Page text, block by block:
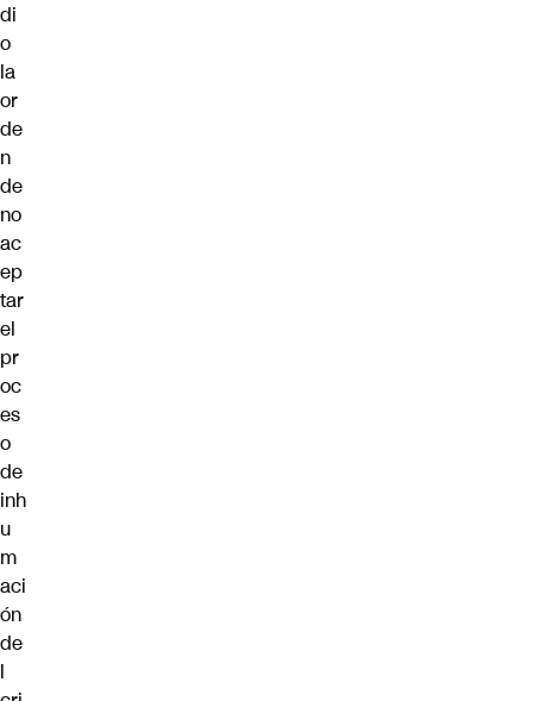
di
o
la
or
de
n
de
no
ac
ep
tar
el
pr
oc
es
o
de
inh
u
m
aci
ón
de
l